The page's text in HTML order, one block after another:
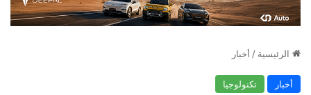
الرئيسية / أخبار
أخبار تكنولوجيا